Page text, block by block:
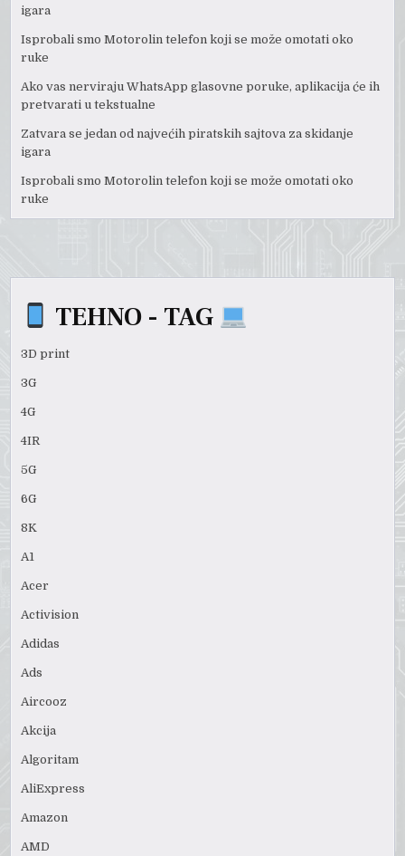
igara
Isprobali smo Motorolin telefon koji se može omotati oko
ruke
Ako vas nerviraju WhatsApp glasovne poruke, aplikacija će ih
pretvarati u tekstualne
Zatvara se jedan od najvećih piratskih sajtova za skidanje
igara
Isprobali smo Motorolin telefon koji se može omotati oko
ruke
TEHNO - TAG
3D print
3G
4G
4IR
5G
6G
8K
A1
Acer
Activision
Adidas
Ads
Aircooz
Akcija
Algoritam
AliExpress
Amazon
AMD